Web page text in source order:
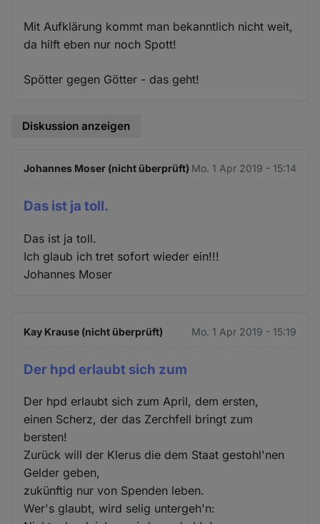
Mit Aufklärung kommt man bekanntlich nicht weit,
da hilft eben nur noch Spott!
Spötter gegen Götter - das geht!
Diskussion anzeigen
Johannes Moser (nicht überprüft) Mo. 1 Apr 2019 - 15:14
Das ist ja toll.
Das ist ja toll.
Ich glaub ich tret sofort wieder ein!!!
Johannes Moser
Kay Krause (nicht überprüft) Mo. 1 Apr 2019 - 15:19
Der hpd erlaubt sich zum
Der hpd erlaubt sich zum April, dem ersten,
einen Scherz, der das Zerchfell bringt zum
bersten!
Zurück will der Klerus die dem Staat gestohl'nen
Gelder geben,
zukünftig nur von Spenden leben.
Wer's glaubt, wird selig untergeh'n: